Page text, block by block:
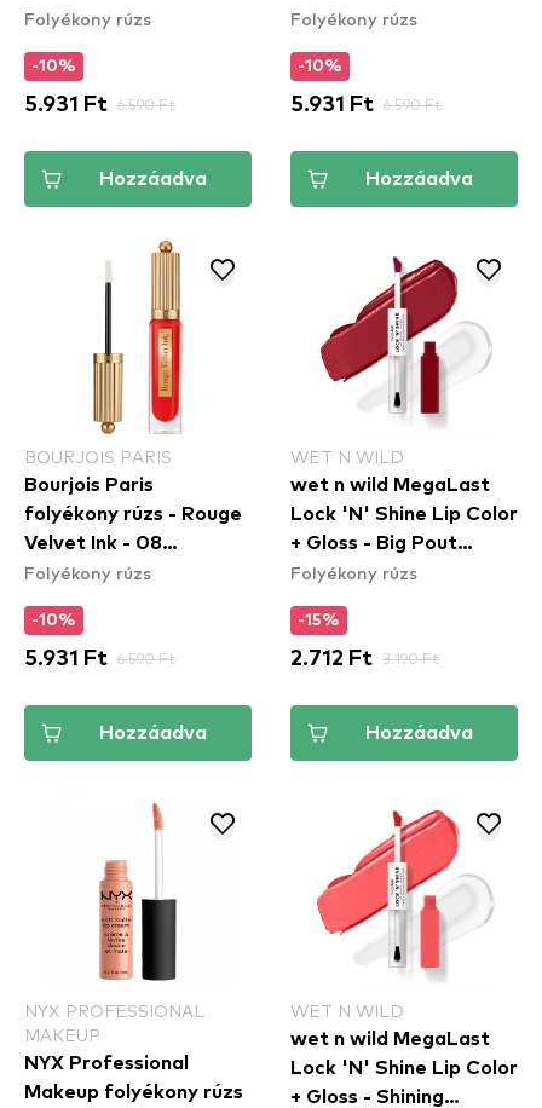
More Time
Folyékony rúzs
-10%
5.931 Ft 6.590 Ft
Hozzáadva
Cha Cha
Folyékony rúzs
-10%
5.931 Ft 6.590 Ft
Hozzáadva
BOURJOIS PARIS
Bourjois Paris
folyékony rúzs - Rouge
Velvet Ink - 08
Coquelic'Hot
Folyékony rúzs
-10%
5.931 Ft 6.590 Ft
Hozzáadva
WET N WILD
wet n wild MegaLast
Lock 'N' Shine Lip Color
+ Gloss - Big Pout
Energy
Folyékony rúzs
-15%
2.712 Ft 3.190 Ft
Hozzáadva
NYX PROFESSIONAL
MAKEUP
NYX Professional
Makeup folyékony rúzs
WET N WILD
wet n wild MegaLast
Lock 'N' Shine Lip Color
+ Gloss - Shining